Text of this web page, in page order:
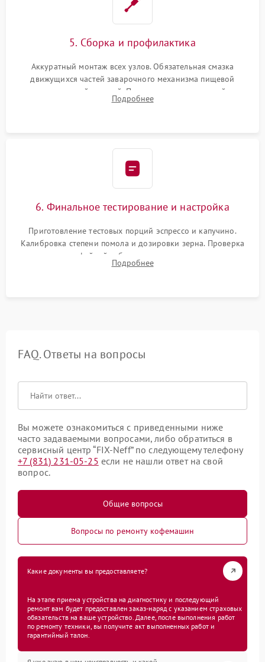
5. Сборка и профилактика
Аккуратный монтаж всех узлов. Обязательная смазка
движущихся частей заварочного механизма пищевой
силиконовой смазкой. Проведение программной
декальцинации и очистки системы от кофейных масел.
Подробнее
6. Финальное тестирование и настройка
Приготовление тестовых порций эспрессо и капучино.
Калибровка степени помола и дозировки зерна. Проверка
плотности кофейной таблетки, температуры напитка и
качества молочной пены. Контроль отсутствия посторонних
Подробнее
FAQ. Ответы на вопросы
Вы можете ознакомиться с приведенными ниже
часто задаваемыми вопросами, либо обратиться в
сервисный центр “FIX-Neff” по следующему телефону
+7 (831) 231-05-25 если не нашли ответ на свой
вопрос.
Общие вопросы
Вопросы по ремонту кофемашин
Какие документы вы предоставляете?
На этапе приема устройства на диагностику и последующий
ремонт вам будет предоставлен заказ-наряд с указанием страховых
обязательств на ваше устройство. Далее, после выполнения работ
по ремонту техники, вы получите акт выполненных работ и
гарантийный талон.